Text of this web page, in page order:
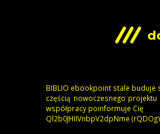
BIBLIO ebookpoint stale buduje
częścią nowoczesnego projektu
współpracy poinformuje Cię
)
emNpd2VpbnVIIHJ0b2lQ